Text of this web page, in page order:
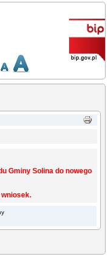
Gminy Solina do nowego